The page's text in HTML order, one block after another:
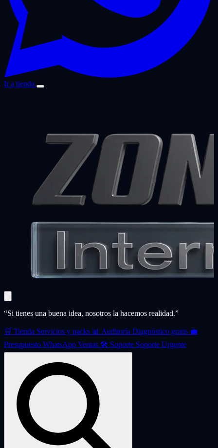
Ir a tienda
“Si tienes una buena idea, nosotros la hacemos realidad.”
🛒 Tienda Servicios y packs 📊 Auditoría Diagnóstico gratis 💼
Presupuesto WhatsApp Ventas 🛠️ Soporte Soporte Urgente